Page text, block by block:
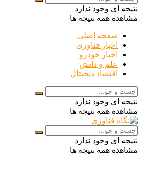
نتیجه ای وجود ندارد
مشاهده همه نتیجه ها
صفحه اصلی
اخبار فناوری
اخبار خودرو
علم و دانش
اقتصاد دیجیتال
نتیجه ای وجود ندارد
مشاهده همه نتیجه ها
نتیجه ای وجود ندارد
مشاهده همه نتیجه ها